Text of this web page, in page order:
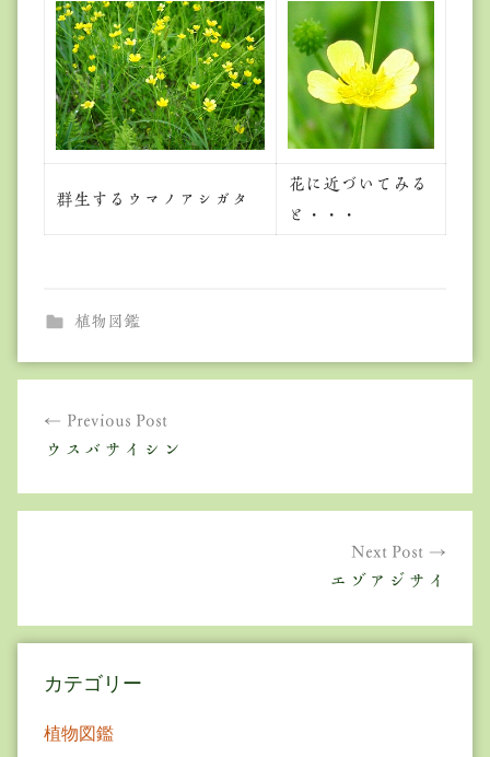
群生するウマノアシガタ
花に近づいてみる
と・・・
植物図鑑
ビ
シ
Previous Post
ウスバサイシン
Next Post
エゾアジサイ
カテゴリー
植物図鑑